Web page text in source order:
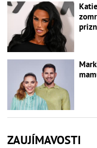
ZAUJÍMAVOSTI